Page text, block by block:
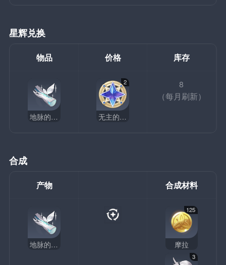
星辉兑换
物品 价格 库存
地脉的新芽
2
无主的星辉
8
（每月刷新）
合成
产物 合成材料
地脉的新芽
125
摩拉
3